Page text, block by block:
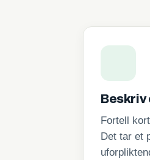
Beskriv
Fortell
Det tar et